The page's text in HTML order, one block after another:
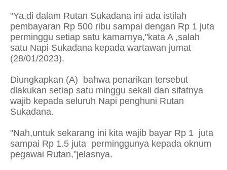
"Ya,di dalam Rutan Sukadana ini ada istilah
pembayaran Rp 500 ribu sampai dengan Rp 1 juta
perminggu setiap satu kamarnya,"kata A ,salah
satu Napi Sukadana kepada wartawan jumat
(28/01/2023).
Diungkapkan (A) bahwa penarikan tersebut
dlakukan setiap satu minggu sekali dan sifatnya
wajib kepada seluruh Napi penghuni Rutan
Sukadana.
"Nah,untuk sekarang ini kita wajib bayar Rp 1 juta
sampai Rp 1.5 juta perminggunya kepada oknum
pegawai Rutan,"jelasnya.